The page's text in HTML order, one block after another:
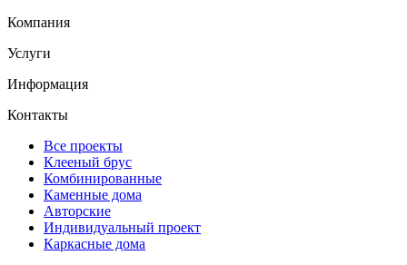
Компания
Услуги
Информация
Контакты
Все проекты
Клееный брус
Комбинированные
Каменные дома
Авторские
Индивидуальный проект
Каркасные дома